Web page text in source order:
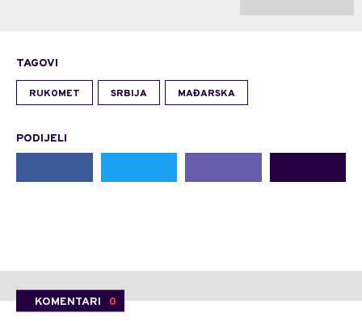
TAGOVI
RUKOMET SRBIJA MAĐARSKA
PODIJELI
KOMENTARI 0